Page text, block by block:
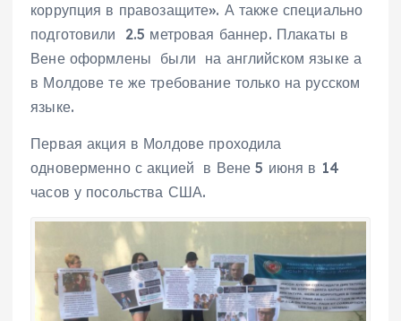
коррупция в правозащите». А также специально
подготовили 2.5 метровая баннер. Плакаты в
Вене оформлены были на английском языке а
в Молдове те же требование только на русском
языке.
Первая акция в Молдове проходила
одноверменно с акцией в Вене 5 июня в 14
часов у посольства США.